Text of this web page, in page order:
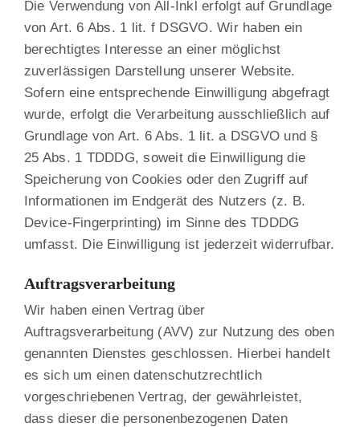
Die Verwendung von All-Inkl erfolgt auf Grundlage
von Art. 6 Abs. 1 lit. f DSGVO. Wir haben ein
berechtigtes Interesse an einer möglichst
zuverlässigen Darstellung unserer Website.
Sofern eine entsprechende Einwilligung abgefragt
wurde, erfolgt die Verarbeitung ausschließlich auf
Grundlage von Art. 6 Abs. 1 lit. a DSGVO und §
25 Abs. 1 TDDDG, soweit die Einwilligung die
Speicherung von Cookies oder den Zugriff auf
Informationen im Endgerät des Nutzers (z. B.
Device-Fingerprinting) im Sinne des TDDDG
umfasst. Die Einwilligung ist jederzeit widerrufbar.
Auftragsverarbeitung
Wir haben einen Vertrag über
Auftragsverarbeitung (AVV) zur Nutzung des oben
genannten Dienstes geschlossen. Hierbei handelt
es sich um einen datenschutzrechtlich
vorgeschriebenen Vertrag, der gewährleistet,
dass dieser die personenbezogenen Daten